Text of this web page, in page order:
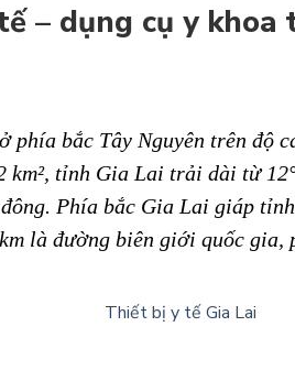
– dụng cụ y khoa
phía bắc Tây Nguyên trên độ
tỉnh Gia Lai trải dài từ
đông. Phía bắc Gia Lai giáp
là đường biên giới quốc gia,